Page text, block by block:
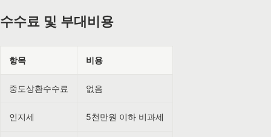
수수료 및 부대비용
항목 비용
중도상환수수료 없음
인지세 5천만원 이하 비과세